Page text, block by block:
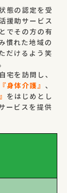
態の認定を受
援助サービス
でその方の有
慣れた地域の
だけるよう笑
宅を訪問し、
『身体介護』 、
をはじめとし
ービスを提供